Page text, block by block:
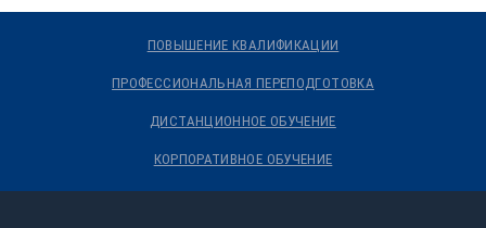
ПОВЫШЕНИЕ КВАЛИФИКАЦИИ
ПРОФЕССИОНАЛЬНАЯ ПЕРЕПОДГОТОВКА
ДИСТАНЦИОННОЕ ОБУЧЕНИЕ
КОРПОРАТИВНОЕ ОБУЧЕНИЕ